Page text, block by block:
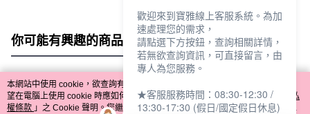
你可能有興趣的商品 全站排行
熱門標籤
本網站中使用 cookie，欲查詢有關本網站使用 cookie 方式之詳情，及若您不希
望在電腦上使用 cookie 時應如何變更電腦的 cookie 設定，請參閱本網站「
隱私
權條款 」之 Cookie 聲明。您繼續使用本網站即表示您同意本公司得按本網站使
歡迎來到寶雅線上客服系統。為加
速處理您的需求，
請點選下方按鈕，查詢相關詳情，
若無欲查詢資訊，可直接留言，由
專人為您服務。
★客服服務時間：08:30-12:30 /
13:30-17:30 (假日/國定假日休息)